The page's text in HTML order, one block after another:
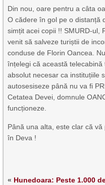
Din nou, oare pentru a câta
O cădere în gol pe o distanță
simțit acei copii !! SMURD-ul,
venit să salveze turiștii de
conduse de Florin Oancea.
înțelegi că această
absolut necesar ca instituțiile
autosesiseze până nu va fi
Cetatea Devei, domnule
funcționeze.
Până una alta, este clar că
în Deva !
« Hunedoara: Peste 1.000